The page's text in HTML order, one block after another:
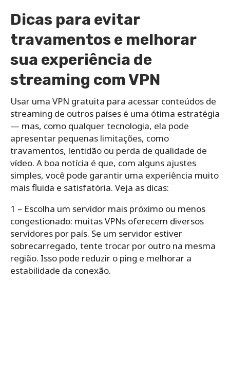
Dicas para evitar
travamentos e melhorar
sua experiência de
streaming com VPN
Usar uma VPN gratuita para acessar conteúdos de
streaming de outros países é uma ótima estratégia
— mas, como qualquer tecnologia, ela pode
apresentar pequenas limitações, como
travamentos, lentidão ou perda de qualidade de
vídeo. A boa notícia é que, com alguns ajustes
simples, você pode garantir uma experiência muito
mais fluida e satisfatória. Veja as dicas:
1 – Escolha um servidor mais próximo ou menos
congestionado: muitas VPNs oferecem diversos
servidores por país. Se um servidor estiver
sobrecarregado, tente trocar por outro na mesma
região. Isso pode reduzir o ping e melhorar a
estabilidade da conexão.